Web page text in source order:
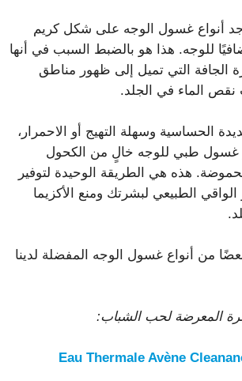
أنواع غسول الوجه على شكل كريم
للوجه. هذا هو بالضبط السبب في أنها
الجافة التي تميل إلى ظهور مناطق
الماء في الجلد.
الحساسية وسهلة التهيج أو الاحمرار،
غسول طبي للوجه خالٍ من الكحول
هذه هي الطريقة الوحيدة لتوفير
للحاجز الواقي الطبيعي لبشرتك ومنع الأكزيما
من أنواع غسول الوجه المفضلة لدينا
Eau Thermale Avène